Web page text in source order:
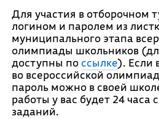
Для участия в отборочном
логином и паролем из
муниципального этапа
олимпиады школьников
доступны по ссылке). Если
во всероссийской
пароль можно в своей
работы у вас будет 24 часа
заданий.